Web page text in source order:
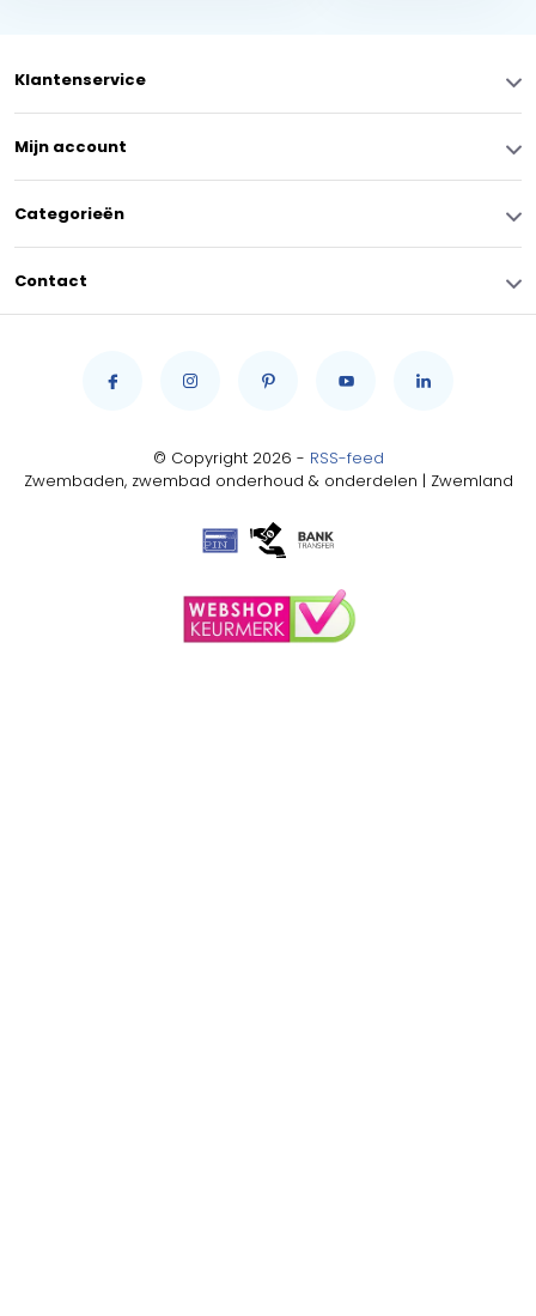
Klantenservice
Mijn account
Categorieën
Contact
© Copyright 2026 - RSS-feed
Zwembaden, zwembad onderhoud & onderdelen | Zwemland